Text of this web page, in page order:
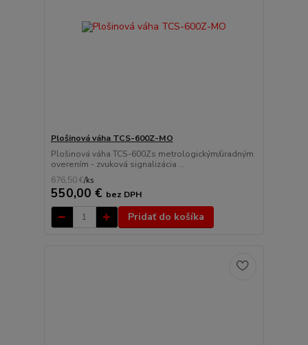
Plošinová váha TCS-600Z-MO
Plošinová váha TCS-600Zs metrologickým/úradným
overením - zvuková signalizácia ...
676,50 €/ks
550,00 € bez DPH
Pridať do košíka